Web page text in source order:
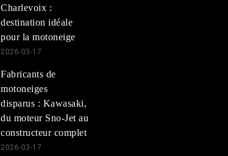
Charlevoix :
destination idéale
pour la motoneige
2026-03-17
Fabricants de
motoneiges
disparus : Kawasaki,
du moteur Sno-Jet au
constructeur complet
2026-03-17